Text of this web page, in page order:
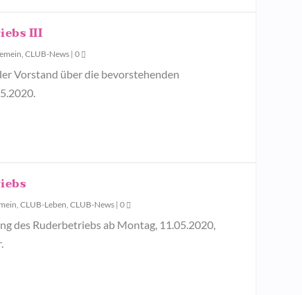
III
, CLUB-News | 0
Vorstand über die bevorstehenden
, CLUB-Leben, CLUB-News | 0
des Ruderbetriebs ab Montag, 11.05.2020,